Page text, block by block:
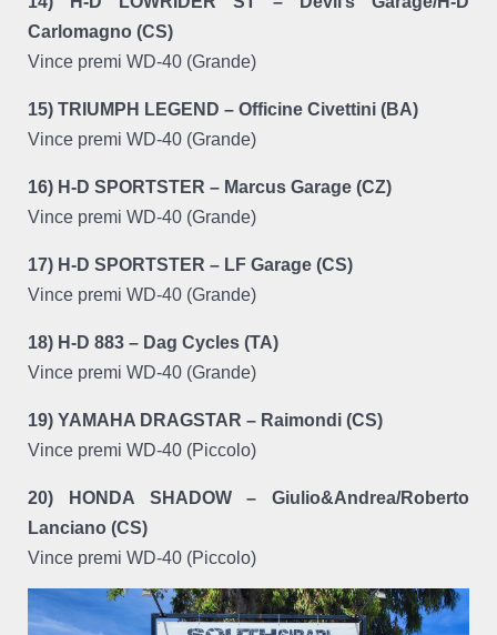
Carlomagno (CS)
Vince premi WD-40 (Grande)
15) TRIUMPH LEGEND – Officine Civettini (BA)
Vince premi WD-40 (Grande)
16) H-D SPORTSTER – Marcus Garage (CZ)
Vince premi WD-40 (Grande)
17) H-D SPORTSTER – LF Garage (CS)
Vince premi WD-40 (Grande)
18) H-D 883 – Dag Cycles (TA)
Vince premi WD-40 (Grande)
19) YAMAHA DRAGSTAR – Raimondi (CS)
Vince premi WD-40 (Piccolo)
20) HONDA SHADOW – Giulio&Andrea/Roberto
Lanciano (CS)
Vince premi WD-40 (Piccolo)